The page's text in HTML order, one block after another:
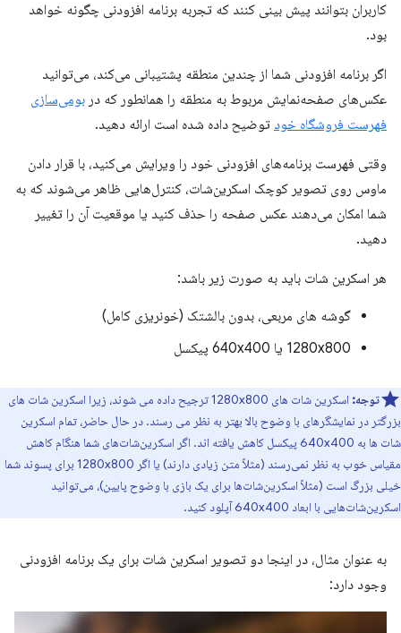
کاربران بتوانند پیش بینی کنند که تجربه برنامه افزودنی چگونه خواهد
بود.
اگر برنامه افزودنی شما از چندین منطقه پشتیبانی می‌کند، می‌توانید
عکس‌های صفحه‌نمایش مربوط به منطقه را همانطور که در بومی‌سازی
فهرست فروشگاه خود توضیح داده شده است ارائه دهید.
وقتی فهرست برنامه‌های افزودنی خود را ویرایش می‌کنید، با قرار دادن
ماوس روی تصویر کوچک اسکرین‌شات، کنترل‌هایی ظاهر می‌شوند که به
شما امکان می‌دهند عکس صفحه را حذف کنید یا موقعیت آن را تغییر
دهید.
هر اسکرین شات باید به صورت زیر باشد:
گوشه های مربعی، بدون بالشتک (خونریزی کامل)
1280x800 یا 640x400 پیکسل
توجه:
اسکرین شات های 1280x800 ترجیح داده می شوند، زیرا اسکرین شات های
بزرگتر در نمایشگرهای با وضوح بالا بهتر به نظر می رسند. در حال حاضر، تمام اسکرین
شات ها به 640x400 پیکسل کاهش یافته اند. اگر اسکرین‌شات‌های شما هنگام کاهش
مقیاس خوب به نظر نمی‌رسند (مثلاً متن زیادی دارند) یا اگر 1280x800 برای پسوند شما
خیلی بزرگ است (مثلاً اسکرین‌شات‌ها برای یک بازی با وضوح پایین)، می‌توانید
اسکرین‌شات‌هایی با ابعاد 640x400 آپلود کنید.
به عنوان مثال، در اینجا دو تصویر اسکرین شات برای یک برنامه افزودنی
وجود دارد: